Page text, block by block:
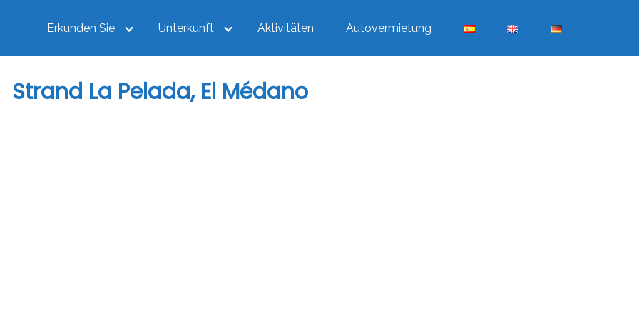
Erkunden Sie Unterkunft Aktivitäten Autovermietung
Strand La Pelada, El Médano